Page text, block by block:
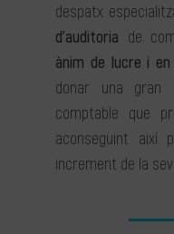
despatx
d’auditoria de
ànim de lucre i en
donar una gran
comptable que
aconseguint així
increment de la